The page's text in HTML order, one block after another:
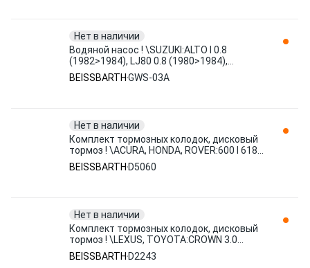
Нет в наличии
Водяной насос ! \SUZUKI:ALTO I 0.8
(1982>1984), LJ80 0.8 (1980>1984),
SAMURAI 1.0 4WD (1988>2004), S GWS-03A
BEISSBARTH
BEISSBARTH GWS-03A
Нет в наличии
Комплект тормозных колодок, дисковый
тормоз ! \ACURA, HONDA, ROVER:600 I 618
i/Si (1996>1999), 600 I D5060 BEISSBARTH
BEISSBARTH D5060
Нет в наличии
Комплект тормозных колодок, дисковый
тормоз ! \LEXUS, TOYOTA:CROWN 3.0
(2004>2008), GS 250 (2011>201 D2243
BEISSBARTH
BEISSBARTH D2243